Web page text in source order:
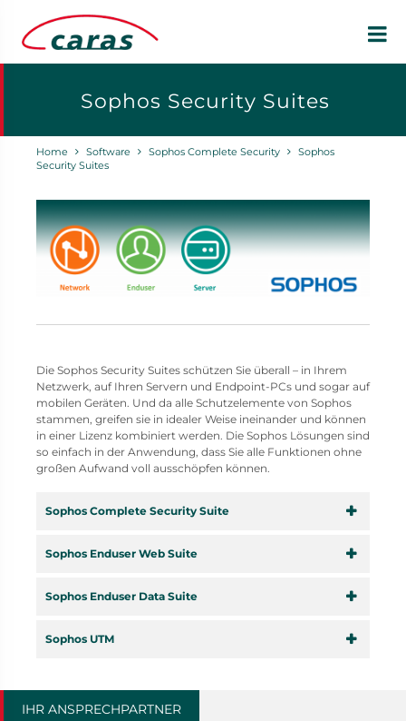
Sophos Security Suites
Home Software Sophos Complete Security
Sophos
Security Suites
Die Sophos Security Suites schützen Sie überall – in Ihrem
Netzwerk, auf Ihren Servern und Endpoint-PCs und sogar auf
mobilen Geräten. Und da alle Schutzelemente von Sophos
stammen, greifen sie in idealer Weise ineinander und können
in einer Lizenz kombiniert werden. Die Sophos Lösungen sind
so einfach in der Anwendung, dass Sie alle Funktionen ohne
großen Aufwand voll ausschöpfen können.
Sophos Complete Security Suite
Sophos Enduser Web Suite
Sophos Enduser Data Suite
Sophos UTM
IHR ANSPRECHPARTNER